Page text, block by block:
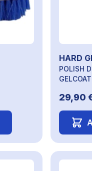
HARD
POLISH
29,90